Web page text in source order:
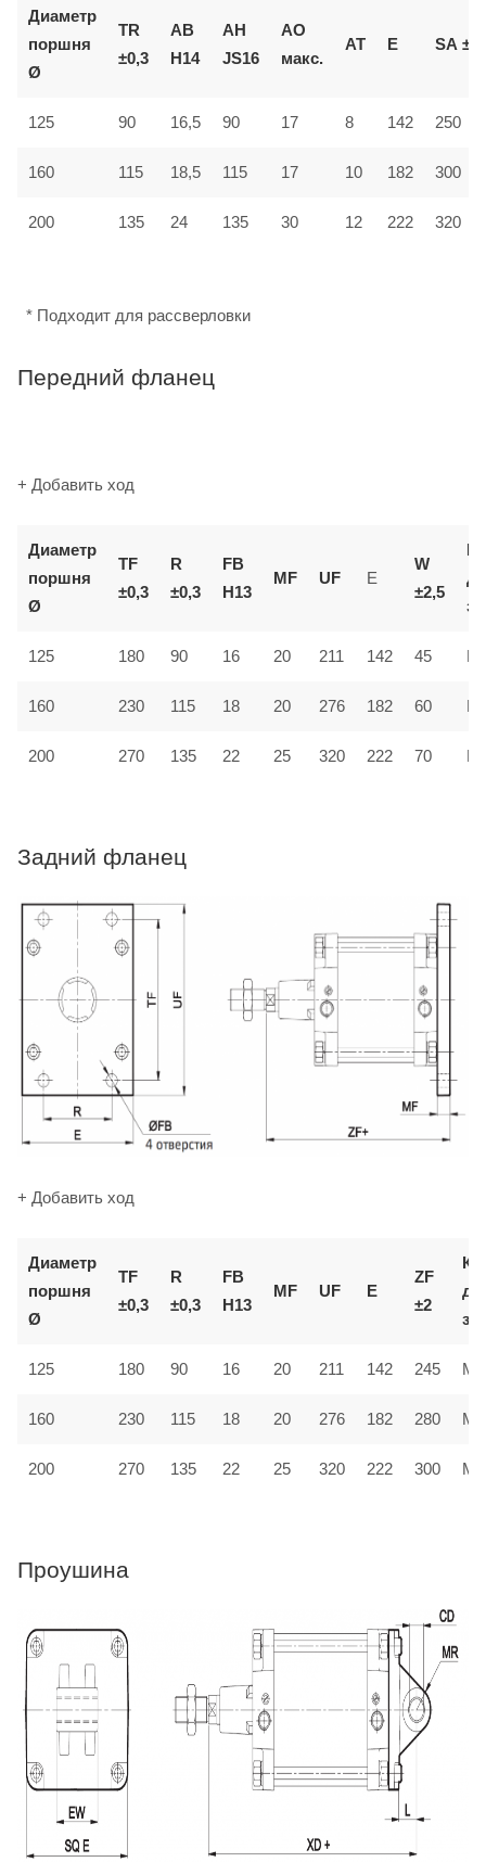
Диаметр
поршня
Ø
TR
±0,3
AB
H14
AH
JS16
AO
макс.
AT E SA ±2
125 90 16,5 90 17 8 142 250
160 115 18,5 115 17 10 182 300
200 135 24 135 30 12 222 320
* Подходит для рассверловки
Передний фланец
+ Добавить ход
Диаметр
поршня
Ø
TF
±0,3
R
±0,3
FB
H13
MF UF E
W
±2,5
125 180 90 16 20 211 142 45
160 230 115 18 20 276 182 60
200 270 135 22 25 320 222 70
Задний фланец
+ Добавить ход
Диаметр
поршня
Ø
TF
±0,3
R
±0,3
FB
H13
MF UF E
ZF
±2
125 180 90 16 20 211 142 245
160 230 115 18 20 276 182 280
200 270 135 22 25 320 222 300
Проушина